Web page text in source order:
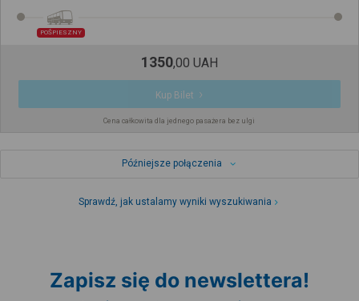
POŚPIESZNY
1350,00 UAH
Kup Bilet
Cena całkowita dla jednego pasażera bez ulgi
Późniejsze połączenia
Sprawdź, jak ustalamy wyniki wyszukiwania
Zapisz się do newslettera!